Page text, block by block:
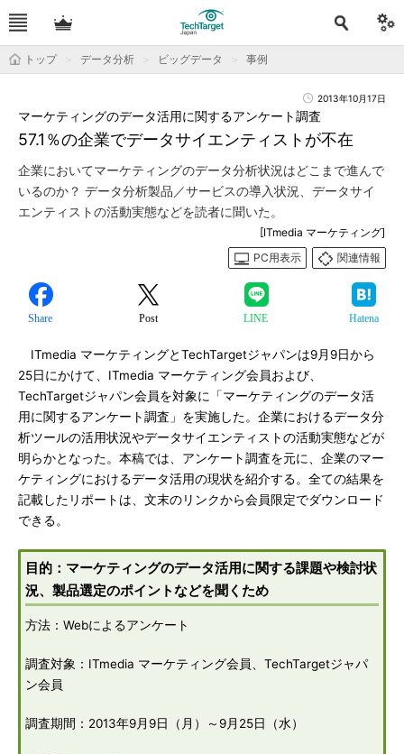
トップ データ分析 ビッグデータ 事例
2013年10月17日
57.1％の企業でデータサイエンティストが不在
マーケティングのデータ活用に関するアンケート調査
企業においてマーケティングのデータ分析状況はどこまで進んで
いるのか？ データ分析製品／サービスの導入状況、データサイ
エンティストの活動実態などを読者に聞いた。
[ITmedia マーケティング]
PC用表示
関連情報
Share Post LINE Hatena
ITmedia マーケティングとTechTargetジャパンは9月9日から
25日にかけて、ITmedia マーケティング会員および、
TechTargetジャパン会員を対象に「マーケティングのデータ活
用に関するアンケート調査」を実施した。企業におけるデータ分
析ツールの活用状況やデータサイエンティストの活動実態などが
明らかとなった。本稿では、アンケート調査を元に、企業のマー
ケティングにおけるデータ活用の現状を紹介する。全ての結果を
記載したリポートは、文末のリンクから会員限定でダウンロード
できる。
目的：マーケティングのデータ活用に関する課題や検討状
況、製品選定のポイントなどを聞くため
方法：Webによるアンケート
調査対象：ITmedia マーケティング会員、TechTargetジャパ
ン会員
調査期間：2013年9月9日（月）～9月25日（水）